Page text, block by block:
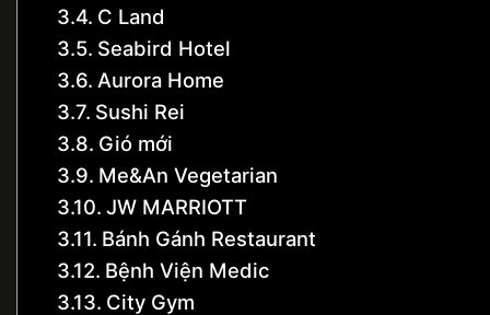
C Land
Seabird Hotel
Aurora Home
Sushi Rei
Gió mới
Me&An Vegetarian
JW MARRIOTT
Bánh Gánh Restaurant
Bệnh Viện Medic
City Gym